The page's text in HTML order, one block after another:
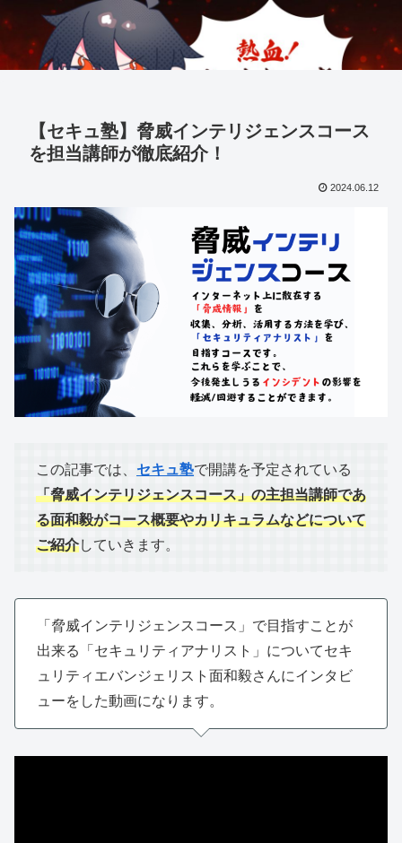
【セキュ塾】脅威インテリジェンスコース
を担当講師が徹底紹介！
2024.06.12
この記事では、 セキュ塾で開講を予定されている
「脅威インテリジェンスコース」の主担当講師であ
る面和毅がコース概要やカリキュラムなどについて
ご紹介していきます。
「脅威インテリジェンスコース」で目指すことが
出来る「セキュリティアナリスト」についてセキ
ュリティエバンジェリスト面和毅さんにインタビ
ューをした動画になります。